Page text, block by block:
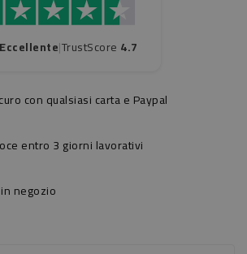
Eccellente|TrustScore 4.7
con qualsiasi carta e Paypal
entro 3 giorni lavorativi
negozio